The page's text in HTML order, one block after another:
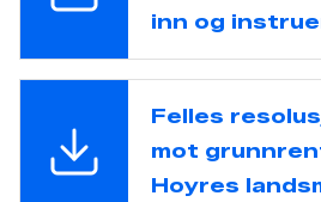
inn og
Felles
mot
Hoyres